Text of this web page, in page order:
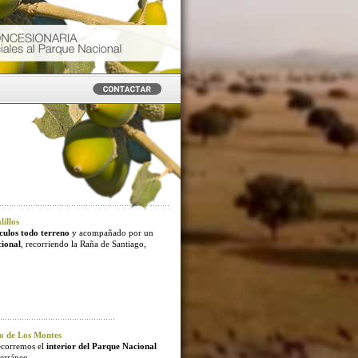
todo terreno y acompañado por un
, recorriendo la Raña de Santiago,
de Los Montes
el interior del Parque Nacional